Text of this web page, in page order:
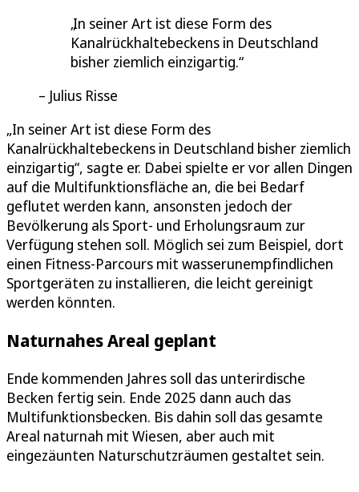
In seiner Art ist diese Form des
Kanalrückhaltebeckens in Deutschland
bisher ziemlich einzigartig.
Julius Risse
„In seiner Art ist diese Form des
Kanalrückhaltebeckens in Deutschland bisher ziemlich
einzigartig“, sagte er. Dabei spielte er vor allen Dingen
auf die Multifunktionsfläche an, die bei Bedarf
geflutet werden kann, ansonsten jedoch der
Bevölkerung als Sport- und Erholungsraum zur
Verfügung stehen soll. Möglich sei zum Beispiel, dort
einen Fitness-Parcours mit wasserunempfindlichen
Sportgeräten zu installieren, die leicht gereinigt
werden könnten.
Naturnahes Areal geplant
Ende kommenden Jahres soll das unterirdische
Becken fertig sein. Ende 2025 dann auch das
Multifunktionsbecken. Bis dahin soll das gesamte
Areal naturnah mit Wiesen, aber auch mit
eingezäunten Naturschutzräumen gestaltet sein.